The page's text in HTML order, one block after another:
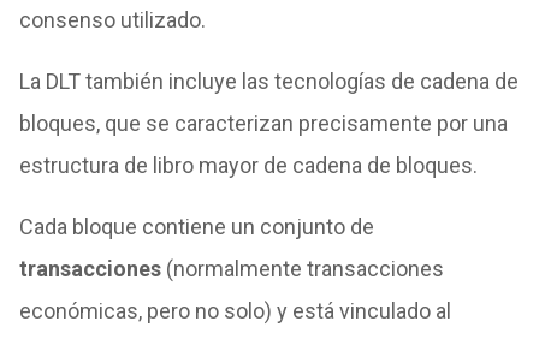
consenso utilizado.
La DLT también incluye las tecnologías de cadena de
bloques, que se caracterizan precisamente por una
estructura de libro mayor de cadena de bloques.
Cada bloque contiene un conjunto de
transacciones (normalmente transacciones
económicas, pero no solo) y está vinculado al